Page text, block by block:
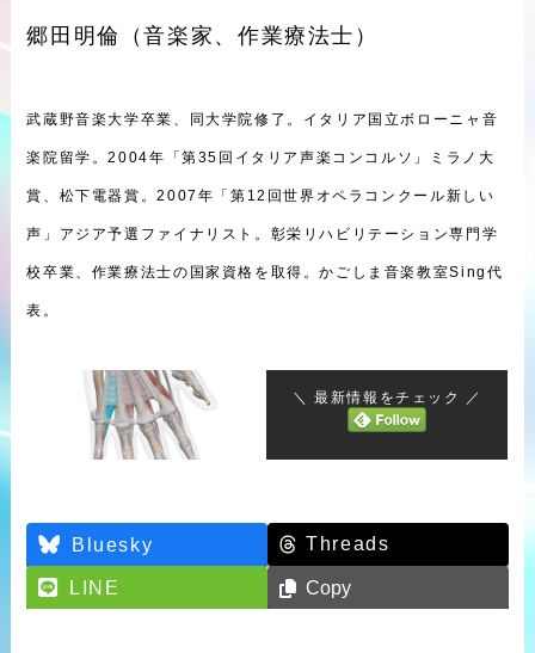
郷田明倫（音楽家、作業療法士）
武蔵野音楽大学卒業、同大学院修了。イタリア国立ボローニャ音
楽院留学。2004年「第35回イタリア声楽コンコルソ」ミラノ大
賞、松下電器賞。2007年「第12回世界オペラコンクール新しい
声」アジア予選ファイナリスト。彰栄リハビリテーション専門学
校卒業、作業療法士の国家資格を取得。かごしま音楽教室Sing代
表。
＼ 最新情報をチェック ／
Bluesky Threads
LINE Copy